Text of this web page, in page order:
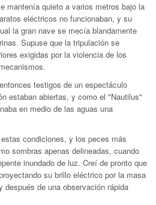
mantenía quieto a varios metros bajo la
eléctricos no funcionaban, y su
la gran nave se mecía blandamente
Supuse que la tripulación se
exigidas por la violencia de los
testigos de un espectáculo
estaban abiertas, y como el "Nautilus"
en medio de las aguas una
condiciones, y los peces más
sombras apenas delineadas, cuando
inundado de luz. Creí de pronto que
su brillo eléctrico por la masa
después de una observación rápida